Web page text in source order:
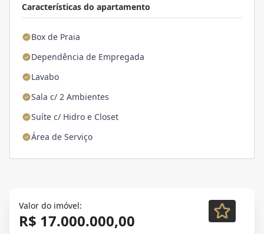
Características do apartamento
Box de Praia
Dependência de Empregada
Lavabo
Sala c/ 2 Ambientes
Suíte c/ Hidro e Closet
Área de Serviço
Valor do imóvel:
R$ 17.000.000,00